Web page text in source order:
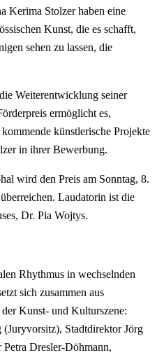
Kerima Stolzer haben eine
Kunst, die es schafft,
sehen zu lassen, die
Weiterentwicklung seiner
ermöglicht es,
künstlerische Projekte
in ihrer Bewerbung.
wird den Preis am Sonntag, 8.
Laudatorin ist die
Dr. Pia Wojtys.
Rhythmus in wechselnden
sich zusammen aus
Kunst- und Kulturszene:
Stadtdirektor Jörg
Dresler-Döhmann,